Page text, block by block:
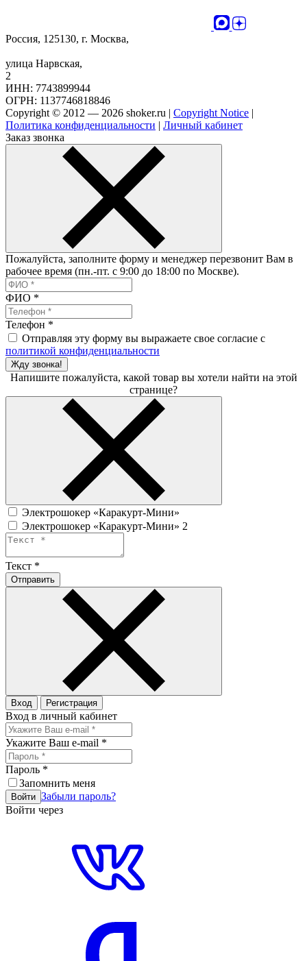
Россия, 125130, г. Москва,
улица Нарвская,
2
ИНН: 7743899944
ОГРН: 1137746818846
Copyright © 2012 — 2026 shoker.ru | Copyright Notice |
Политика конфиденциальности | Личный кабинет
Заказ звонка
Пожалуйста, заполните форму и менеджер перезвонит Вам в
рабочее время (пн.-пт. с 9:00 до 18:00 по Москве).
ФИО *
Телефон *
Отправляя эту форму вы выражаете свое согласие с
политикой конфиденциальности
Жду звонка!
Напишите пожалуйста, какой товар вы хотели найти на этой
странице?
Электрошокер «Каракурт-Мини»
Электрошокер «Каракурт-Мини» 2
Текст *
Отправить
Вход Регистрация
Вход в личный кабинет
Укажите Ваш e-mail *
Пароль *
Запомнить меня
Войти Забыли пароль?
Войти через